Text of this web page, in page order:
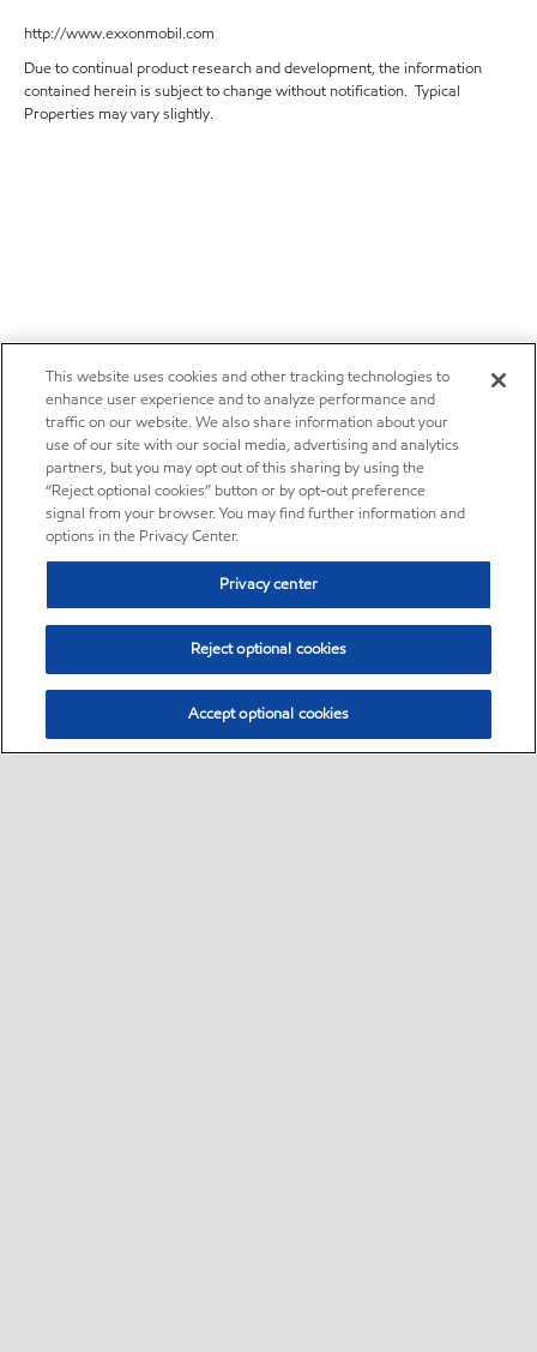
http://www.exxonmobil.com
Due to continual product research and development, the information
contained herein is subject to change without notification. Typical
Properties may vary slightly.
This website uses cookies and other tracking technologies to
enhance user experience and to analyze performance and
traffic on our website. We also share information about your
use of our site with our social media, advertising and analytics
partners, but you may opt out of this sharing by using the
“Reject optional cookies” button or by opt-out preference
signal from your browser. You may find further information and
options in the Privacy Center.
Privacy center
Reject optional cookies
Accept optional cookies